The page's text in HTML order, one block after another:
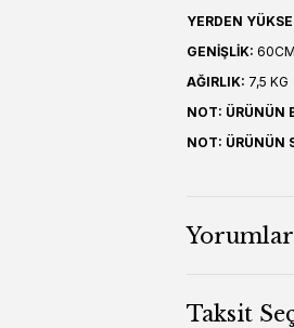
YERDEN
GENİŞLİK: 60CM
AĞIRLIK: 7,5 KG
NOT: ÜRÜNÜN
NOT: ÜRÜNÜN
Yorumlar
Taksit